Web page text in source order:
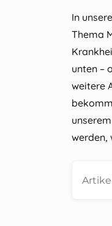
In
Thema
unten –
weitere
werden,